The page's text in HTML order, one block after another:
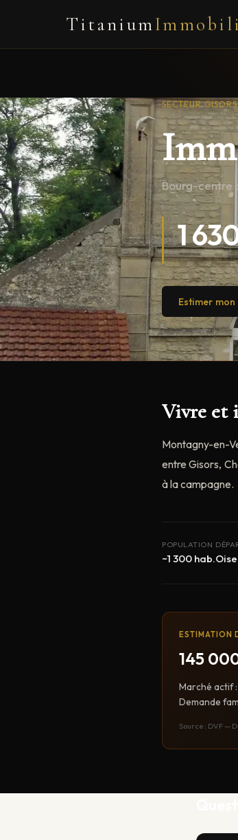
Titanium
SECTEUR GISORS
Bourg-centre
1
Estimer mon
Vivre et
Montagny-en-
entre Gisors,
à la campagne.
POPULATION
~1 300 hab.
ESTIMATION
145
Marché actif
Demande
Source : DVF —